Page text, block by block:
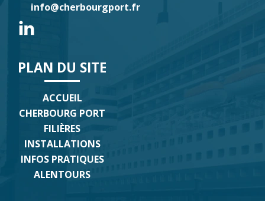
info@cherbourgport.fr
PLAN DU SITE
ACCUEIL
CHERBOURG PORT
FILIÈRES
INSTALLATIONS
INFOS PRATIQUES
ALENTOURS